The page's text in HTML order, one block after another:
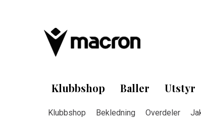
Klubbshop Baller Utstyr
Klubbshop Bekledning Overdeler